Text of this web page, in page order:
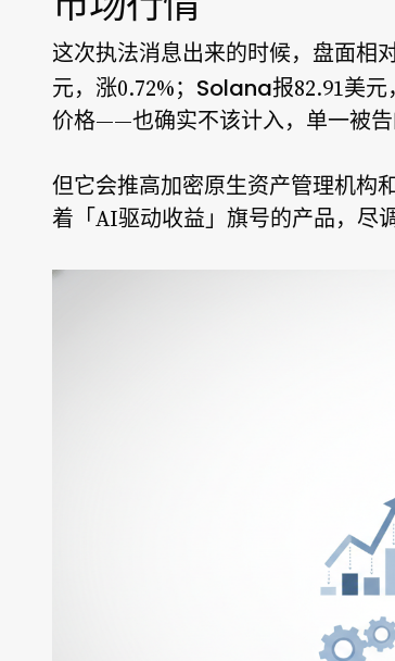
这次执法消息出来的时候，盘面相对
元，涨0.72%； Solana报82.91美
价格——也确实不该计入，单一被告
但它会推高加密原生资产管理机构
着「AI驱动收益」旗号的产品，尽